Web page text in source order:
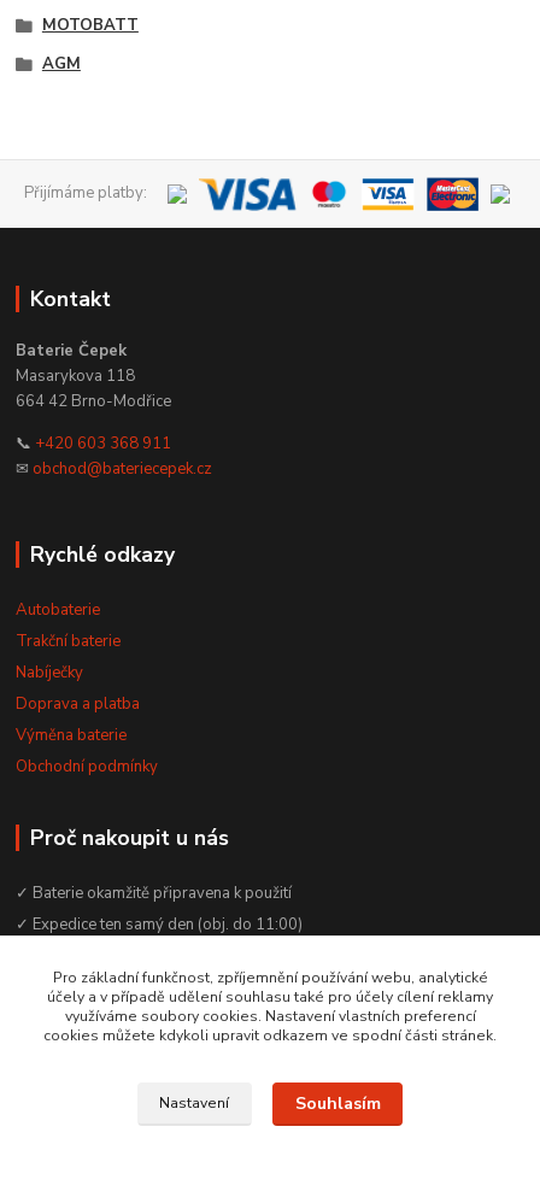
MOTOBATT
AGM
Přijímáme platby:
Kontakt
Baterie Čepek
Masarykova 118
664 42 Brno-Modřice
📞 +420 603 368 911
✉ obchod@bateriecepek.cz
Rychlé odkazy
Autobaterie
Trakční baterie
Nabíječky
Doprava a platba
Výměna baterie
Obchodní podmínky
Proč nakoupit u nás
✓ Baterie okamžitě připravena k použití
✓ Expedice ten samý den (obj. do 11:00)
✓ Odborné poradenství zdarma
✓ Česká rodinná firma od 2012
✓ YouTube kanál s návody a testy baterií
Pro základní funkčnost, zpříjemnění používání webu, analytické
účely a v případě udělení souhlasu také pro účely cílení reklamy
využíváme soubory cookies. Nastavení vlastních preferencí
cookies můžete kdykoli upravit odkazem ve spodní části stránek.
Nastavení Souhlasím